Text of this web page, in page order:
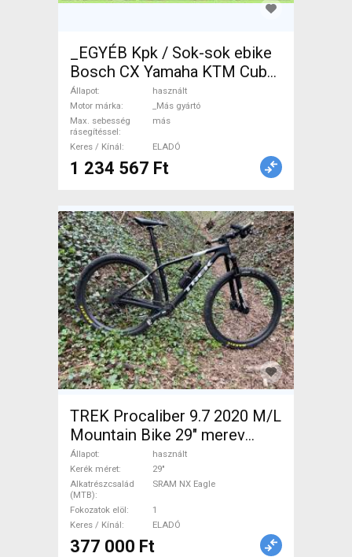
_EGYÉB Kpk / Sok-sok ebike
Bosch CX Yamaha KTM Cube
Scott Elektromos Mountain
Bike össztelós / fully _Más
gyártó használt ELADÓ
Állapot
használt
Motor márka
_Más gyártó
Max. sebesség
rásegítéssel
más
Keres / Kínál ELADÓ
1 234 567 Ft
TREK Procaliber 9.7 2020 M/L
Mountain Bike 29" merev
SRAM NX Eagle használt
ELADÓ
Állapot
használt
Kerék méret
29"
Alkatrészcsalád
(MTB)
SRAM NX Eagle
Fokozatok elöl
1
Keres / Kínál
ELADÓ
377 000 Ft